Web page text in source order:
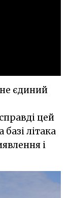
єдиний
цей
літака
і